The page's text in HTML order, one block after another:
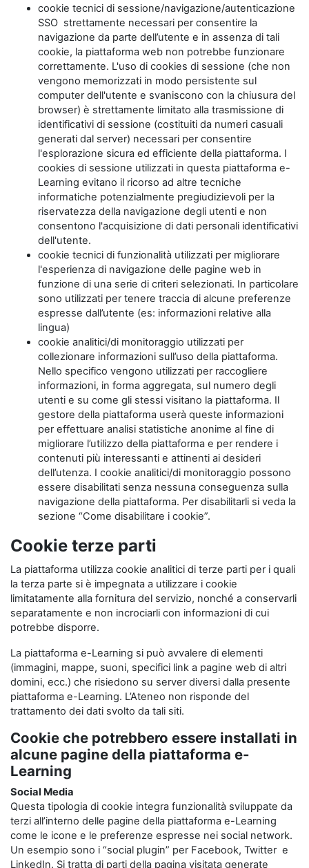
cookie tecnici di sessione/navigazione/autenticazione
SSO strettamente necessari per consentire la
navigazione da parte dell’utente e in assenza di tali
cookie, la piattaforma web non potrebbe funzionare
correttamente. L'uso di cookies di sessione (che non
vengono memorizzati in modo persistente sul
computer dell'utente e svaniscono con la chiusura del
browser) è strettamente limitato alla trasmissione di
identificativi di sessione (costituiti da numeri casuali
generati dal server) necessari per consentire
l'esplorazione sicura ed efficiente della piattaforma. I
cookies di sessione utilizzati in questa piattaforma e-
Learning evitano il ricorso ad altre tecniche
informatiche potenzialmente pregiudizievoli per la
riservatezza della navigazione degli utenti e non
consentono l'acquisizione di dati personali identificativi
dell'utente.
cookie tecnici di funzionalità utilizzati per migliorare
l'esperienza di navigazione delle pagine web in
funzione di una serie di criteri selezionati. In particolare
sono utilizzati per tenere traccia di alcune preferenze
espresse dall’utente (es: informazioni relative alla
lingua)
cookie analitici/di monitoraggio utilizzati per
collezionare informazioni sull’uso della piattaforma.
Nello specifico vengono utilizzati per raccogliere
informazioni, in forma aggregata, sul numero degli
utenti e su come gli stessi visitano la piattaforma. Il
gestore della piattaforma userà queste informazioni
per effettuare analisi statistiche anonime al fine di
migliorare l’utilizzo della piattaforma e per rendere i
contenuti più interessanti e attinenti ai desideri
dell’utenza. I cookie analitici/di monitoraggio possono
essere disabilitati senza nessuna conseguenza sulla
navigazione della piattaforma. Per disabilitarli si veda la
sezione “Come disabilitare i cookie”.
Cookie terze parti
La piattaforma utilizza cookie analitici di terze parti per i quali
la terza parte si è impegnata a utilizzare i cookie
limitatamente alla fornitura del servizio, nonché a conservarli
separatamente e non incrociarli con informazioni di cui
potrebbe disporre.
La piattaforma e-Learning si può avvalere di elementi
(immagini, mappe, suoni, specifici link a pagine web di altri
domini, ecc.) che risiedono su server diversi dalla presente
piattaforma e-Learning. L’Ateneo non risponde del
trattamento dei dati svolto da tali siti.
Cookie che potrebbero essere installati in
alcune pagine della piattaforma e-
Learning
Social Media
Questa tipologia di cookie integra funzionalità sviluppate da
terzi all’interno delle pagine della piattaforma e-Learning
come le icone e le preferenze espresse nei social network.
Un esempio sono i “social plugin” per Facebook, Twitter e
LinkedIn. Si tratta di parti della pagina visitata generate